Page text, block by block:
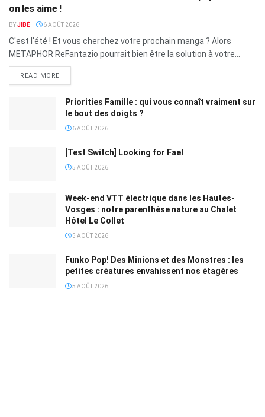
on les aime !
BYJIBÉ 6 AOÛT 2026
C'est l'été ! Et vous cherchez votre prochain manga ? Alors
METAPHOR ReFantazio pourrait bien être la solution à votre...
READ MORE
Priorities Famille : qui vous connaît vraiment sur
le bout des doigts ?
6 AOÛT 2026
[Test Switch] Looking for Fael
5 AOÛT 2026
Week-end VTT électrique dans les Hautes-
Vosges : notre parenthèse nature au Chalet
Hôtel Le Collet
5 AOÛT 2026
Funko Pop! Des Minions et des Monstres : les
petites créatures envahissent nos étagères
5 AOÛT 2026